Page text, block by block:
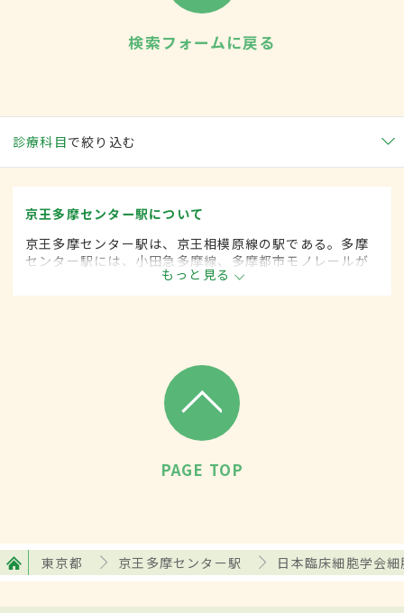
検索フォームに戻る
診療科目で絞り込む
京王多摩センター駅について
京王多摩センター駅は、京王相模原線の駅である。多摩
センター駅には、小田急多摩線、多摩都市モノレールが
乗り入れており、1日の平均乗降者数は8万6000人を超え
る。駅周辺には多摩ニュータウンの中心地であり、さま
もっと見る
PAGE TOP
東京都 京王多摩センター駅 日本臨床細胞学会